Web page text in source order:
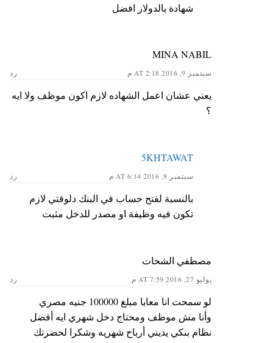
شهادة بالدولار افضل
MINA NABIL
سبتمبر 9, 2016 AT 2:18 م رد
يعني عشان اعمل الشهاده لازم اكون موظف ولا ايه
؟
5KHTAWAT
سبتمبر 9, 2016 AT 6:14 م رد
بالنسبة لفتح حساب في البنك دلوقتي لازم
تكون فيه وظيفة او مصدر للدخل مثبت
مصطفي الشحات
يوليو 27, 2016 AT 7:59 م رد
لو سمحت انا معايا مبلغ 100000 جنيه مصري
وأنا مش موظف ومحتاج دخل شهري ايه أفضل
نظام بنكي يديني أرباح شهريه وشكرا لحضرتك